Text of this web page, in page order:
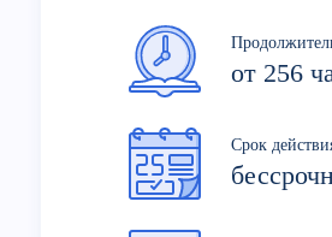
от 256
Срок